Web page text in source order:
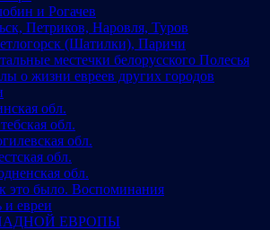
и Рогачев
Петриков, Наровля, Туров
(Шатилки), Паричи
местечки белорусского Полесья
о жизни евреев других городов
обл.
обл.
обл.
обл.
обл.
это было. Воспоминания
и евреи
ЕВРОПЫ